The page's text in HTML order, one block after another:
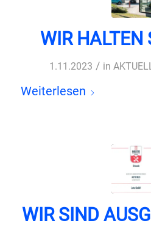
WIR HALTEN
1.11.2023 / in
Weiterlesen
WIR SIND